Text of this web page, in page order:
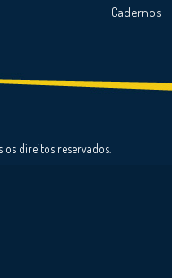
Cadernos
direitos reservados.